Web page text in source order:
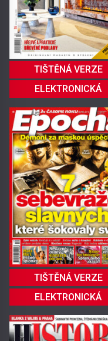
TIŠTĚNÁ VERZE
ELEKTRONICKÁ
TIŠTĚNÁ VERZE
ELEKTRONICKÁ